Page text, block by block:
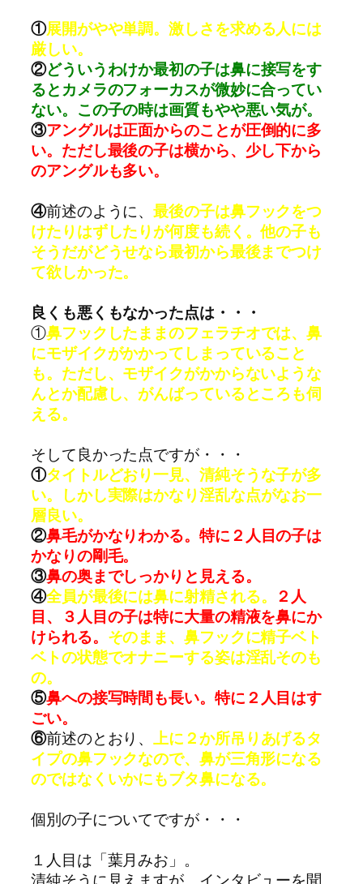
①展開がやや単調。激しさを求める人には
厳しい。
②どういうわけか最初の子は鼻に接写をす
るとカメラのフォーカスが微妙に合ってい
ない。この子の時は画質もやや悪い気が。
③アングルは正面からのことが圧倒的に多
い。ただし最後の子は横から、少し下から
のアングルも多い。
④前述のように、最後の子は鼻フックをつ
けたりはずしたりが何度も続く。他の子も
そうだがどうせなら最初から最後までつけ
て欲しかった。
良くも悪くもなかった点は・・・
①鼻フックしたままのフェラチオでは、鼻
にモザイクがかかってしまっていること
も。ただし、モザイクがかからないような
んとか配慮し、がんばっているところも伺
える。
そして良かった点ですが・・・
①タイトルどおり一見、清純そうな子が多
い。
しかし実際はかなり淫乱な点がなお一
層良い。
②鼻毛がかなりわかる。特に２人目の子は
かなりの剛毛。
③鼻の奥までしっかりと見える。
④全員が最後には鼻に射精される。 ２人
目、３人目の子は特に大量の精液を鼻にか
けられる。 そのまま、鼻フックに精子ベト
ベトの状態でオナニーする姿は淫乱そのも
の。
⑤鼻への接写時間も長い。特に２人目はす
ごい。
⑥前述のとおり、上に２か所吊りあげるタ
イプの鼻フックなので、鼻が三角形になる
のではなくいかにもブタ鼻になる。
個別の子についてですが・・・
１人目は「葉月みお」。